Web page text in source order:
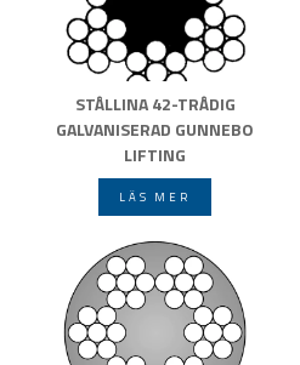
STÅLLINA 42-TRÅDIG
GALVANISERAD GUNNEBO
LIFTING
LÄS MER